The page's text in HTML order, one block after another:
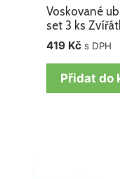
Voskované
set 3 ks
419 Kč s DPH
Přidat do